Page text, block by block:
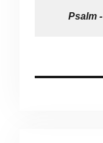
Psalm -